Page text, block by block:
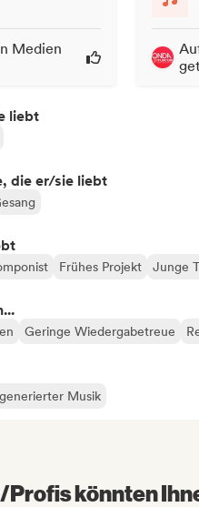
Medien
liebt
die er/sie liebt
Frühes Projekt Junge
Geringe Wiedergabetreue
Musik
könnten